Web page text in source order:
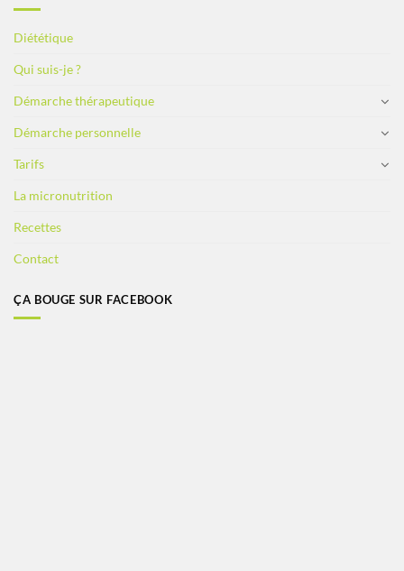
Diététique
Qui suis-je ?
Démarche thérapeutique
Démarche personnelle
Tarifs
La micronutrition
Recettes
Contact
ÇA BOUGE SUR FACEBOOK